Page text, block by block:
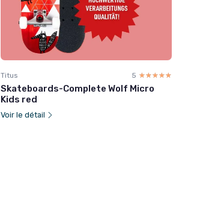
Titus 5 ☆☆☆☆☆
★★★★★
Skateboards-Complete Wolf Micro
Kids red
Voir le détail